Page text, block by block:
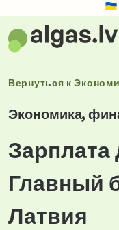
Вернуться к
Экономика,
Зарплата
Главный
Латвия